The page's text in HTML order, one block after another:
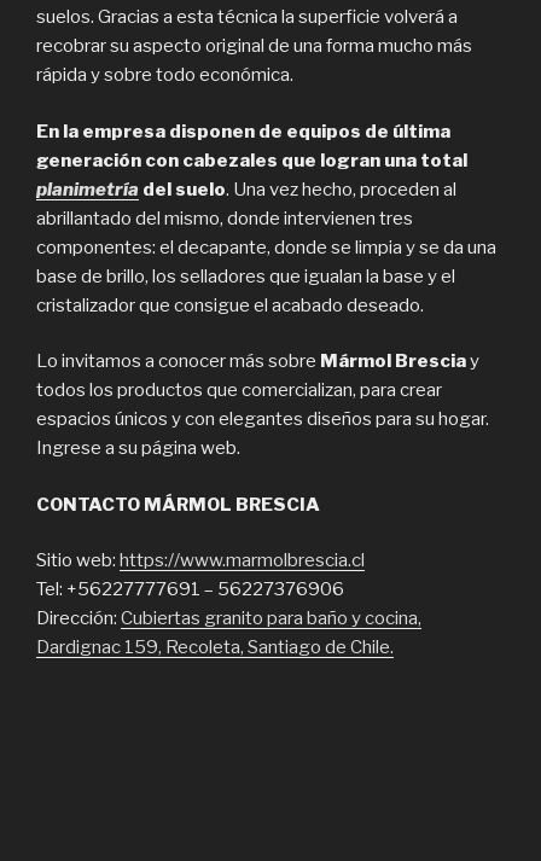
suelos. Gracias a esta técnica la superficie volverá a
recobrar su aspecto original de una forma mucho más
rápida y sobre todo económica.
En la empresa disponen de equipos de última
generación con cabezales que logran una total
planimetría del suelo. Una vez hecho, proceden al
abrillantado del mismo, donde intervienen tres
componentes: el decapante, donde se limpia y se da una
base de brillo, los selladores que igualan la base y el
cristalizador que consigue el acabado deseado.
Lo invitamos a conocer más sobre Mármol Bresciay
todos los productos que comercializan, para crear
espacios únicos y con elegantes diseños para su hogar.
Ingrese a su página web.
CONTACTO MÁRMOL BRESCIA
Sitio web: https://www.marmolbrescia.cl
Tel: +56227777691 – 56227376906
Dirección: Cubiertas granito para baño y cocina,
Dardignac 159, Recoleta, Santiago de Chile.